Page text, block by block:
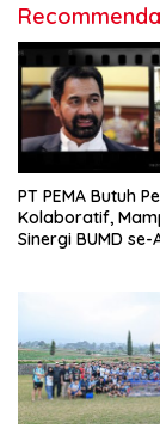
PT PEMA Butuh
Kolaboratif,
Sinergi BUMD se-